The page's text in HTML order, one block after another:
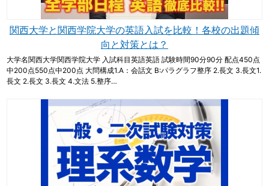
関西大学と関西学院大学の英語入試を比較！各校の出題傾
向と対策とは？
大学名関西大学関西学院大学 入試科目英語英語 試験時間90分90分 配点450点
中200点550点中200点 大問構成1.A：会話文 B:パラグラフ整序 2.長文 3.長文1.
長文 2.長文 3.長文 4.文法 5.整序…